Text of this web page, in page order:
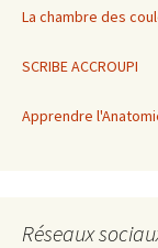
La chambre des
SCRIBE ACCROUPI
Apprendre
Réseaux